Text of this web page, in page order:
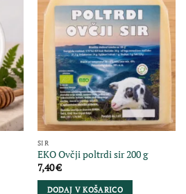
SIR
EKO Ovčji poltrdi sir 200 g
7,40€
DODAJ V KOŠARICO